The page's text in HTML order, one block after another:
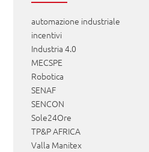
automazione industriale
incentivi
Industria 4.0
MECSPE
Robotica
SENAF
SENCON
Sole24Ore
TP&P AFRICA
Valla Manitex